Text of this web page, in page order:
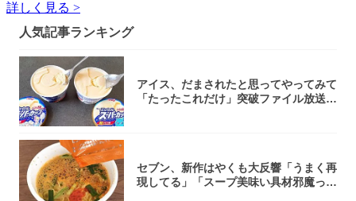
詳しく見る >
人気記事ランキング
アイス、だまされたと思ってやってみて
「たったこれだけ」突破ファイル放送で
セブン、新作はやくも大反響「うまく再
現してる」「スープ美味い具材邪魔って